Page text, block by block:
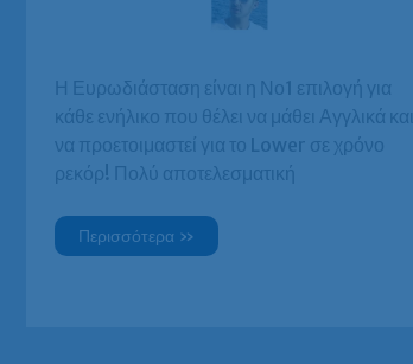
Η Ευρωδιάσταση είναι η Νο1 επιλογή για
κάθε ενήλικο που θέλει να μάθει Αγγλικά και
να προετοιμαστεί για το Lower σε χρόνο
ρεκόρ! Πολύ αποτελεσματική
Ιγνάτιος
Γιαννιός,
Περισσότερα »